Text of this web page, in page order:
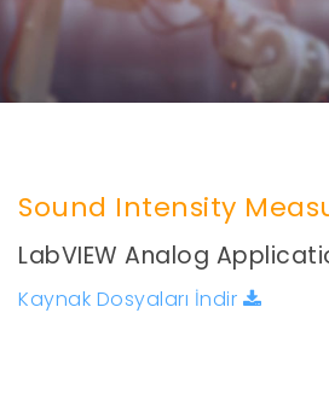
Sound Intensity
LabVIEW Analog
Kaynak Dosyaları İndir